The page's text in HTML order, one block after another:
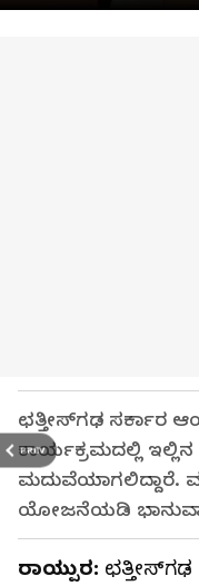
PREV
ಛತ್ತೀಸ್‌ಗಢ ಸರ್ಕಾರ
ಕಾರ್ಯಕ್ರಮದಲ್ಲಿ
ಮದುವೆಯಾಗಲಿದ್ದಾರೆ.
ಯೋಜನೆಯಡಿ
ರಾಯ್ಪುರ: